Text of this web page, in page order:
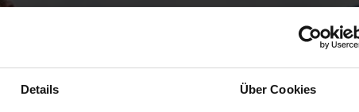
Details Über Cookies